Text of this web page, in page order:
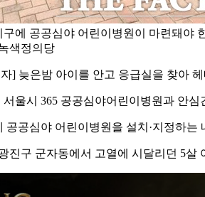
에 공공심야 어린이병원이 마련돼야
색정의당
] 늦은밤 아이를 안고 응급실을 찾아
울시 365 공공심야어린이병원과 안
공공심야 어린이병원을 설치·지정하
진구 군자동에서 고열에 시달리던 5